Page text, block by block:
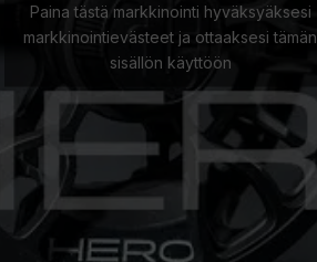
Paina tästä markkinointi hyväksyäksesi
markkinointievästeet ja ottaaksesi tämän
sisällön käyttöön